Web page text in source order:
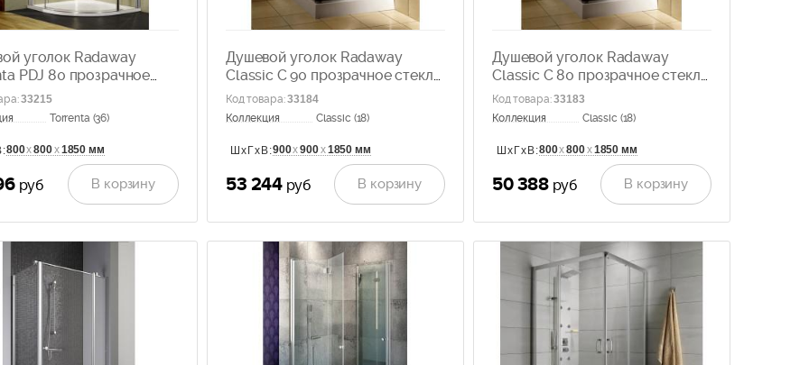
уголок Radaway
PDJ 80 прозрачное
лев. 31710-01-01N
:33215
Torrenta (36)
800х800х1850 мм
руб В корзину
Душевой уголок Radaway
Classic C 90 прозрачное стекло
30050-01-01
Код товара:33184
Коллекция
Classic (18)
ШхГхВ:900х900х1850 мм
53 244 руб В корзину
Душевой уголок Radaway
Classic C 80 прозрачное стекло
30060-01-01
Код товара:33183
Коллекция
Classic (18)
ШхГхВ:800х800х1850 мм
50 388 руб В корзину